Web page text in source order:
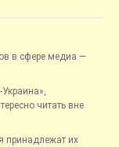
в сфере медиа —
читать вне
принадлежат их